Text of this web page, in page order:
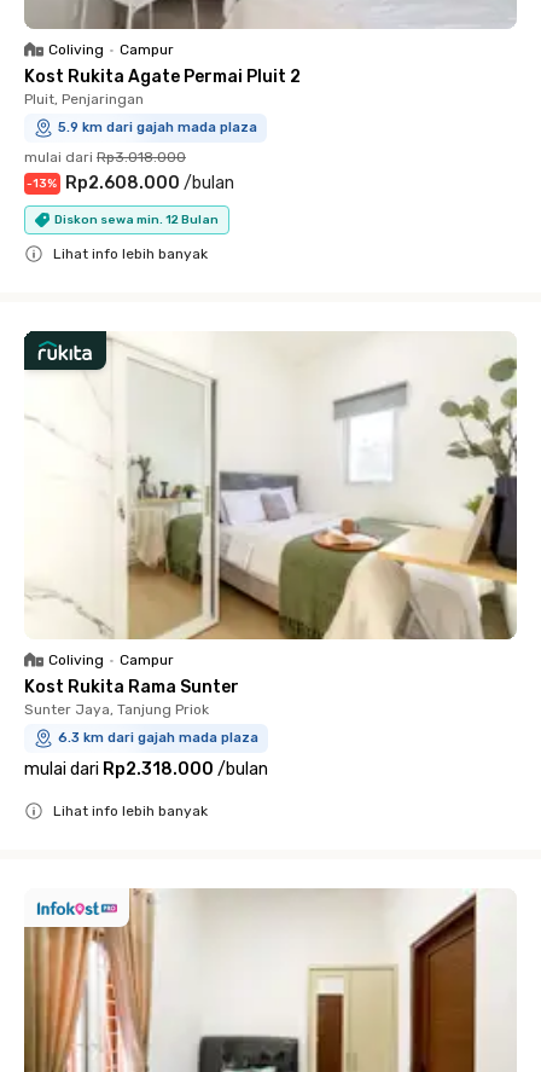
Coliving • Campur
Kost Rukita Agate Permai Pluit 2
Pluit, Penjaringan
5.9 km dari gajah mada plaza
mulai dari Rp3.018.000
-13% Rp2.608.000 /bulan
Diskon sewa min. 12 Bulan
Lihat info lebih banyak
Coliving • Campur
Kost Rukita Rama Sunter
Sunter Jaya, Tanjung Priok
6.3 km dari gajah mada plaza
mulai dari Rp2.318.000 /bulan
Lihat info lebih banyak